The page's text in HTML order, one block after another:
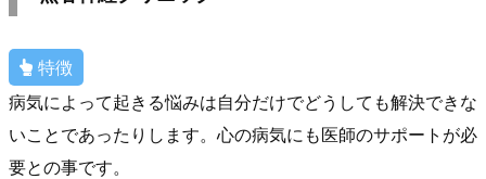
特徴
病気によって起きる悩みは自分だけでどうしても解決できな
いことであったりします。心の病気にも医師のサポートが必
要との事です。